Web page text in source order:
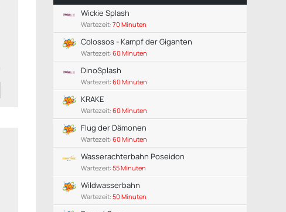
Wickie Splash
Wartezeit: 70 Minuten
Colossos - Kampf der Giganten
Wartezeit: 60 Minuten
DinoSplash
Wartezeit: 60 Minuten
KRAKE
Wartezeit: 60 Minuten
Flug der Dämonen
Wartezeit: 60 Minuten
Wasserachterbahn Poseidon
Wartezeit: 55 Minuten
Wildwasserbahn
Wartezeit: 50 Minuten